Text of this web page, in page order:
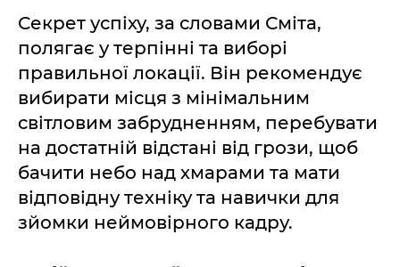
Секрет успіху, за словами Сміта,
полягає у терпінні та виборі
правильної локації. Він рекомендує
вибирати місця з мінімальним
світловим забрудненням, перебувати
на достатній відстані від грози, щоб
бачити небо над хмарами та мати
відповідну техніку та навички для
зйомки неймовірного кадру.